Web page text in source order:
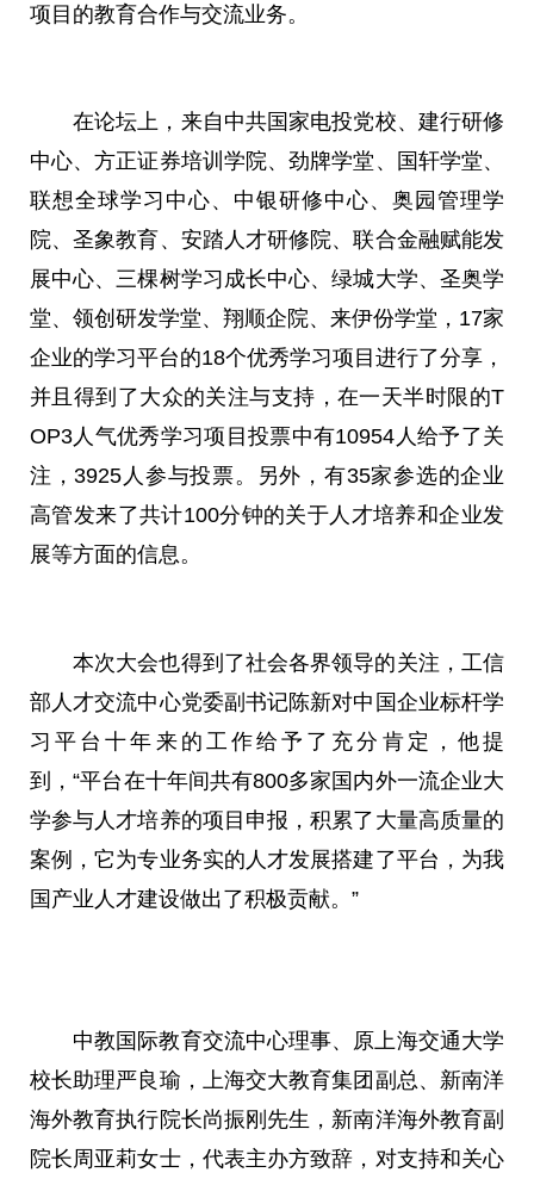
项目的教育合作与交流业务。
在论坛上，来自 中共国家电投党校、建行研修
中心、方正证券培训学院、劲牌学堂、国轩学堂、
联想全球学习 中心、中银研修中心、奥园管理学
院、圣象教育、安踏人才研修院、联合金融赋能发
展中心、三棵树学习 成长中心、绿城大学、圣奥学
堂、领创研发学堂、翔顺企院、来伊份学堂，17家
企业的学习 平台的18个优秀学习 项目进行了分享，
并且得到了大众的关注与支持，在一天半时限的T
OP3人气优秀学习项目投票中有10954人给予了关
注，3925人参与投票。另外，有35家参选的企业
高管发来了共计100分钟的关于人才培养和企业发
展等方面的信息。
本次大会也得到了社会各界领导的关注，工信
部人才交流中心党委副 书记陈新对中国企业标杆学
习平 台十年来的工作给予了充分肯定，他提
到，“平台在十年间共有800多家国内外一流企业大
学参与人才培养的项目申报，积累了大量高质量的
案例，它为专业务实的人才发展搭建了平台，为我
国产业人才建设做出了积极贡献。”
中教国际教育交流中心理事、原上海交通大学
校长助理严良瑜，上海交大教育集团副 总、新南洋
海外教育执行院长尚振刚先生，新南洋海外教育副
院长周亚莉女士，代表主办方致辞，对支持和关心